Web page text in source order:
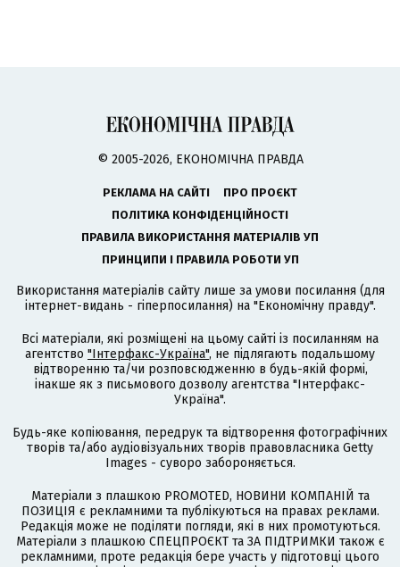
© 2005-2026, ЕКОНОМІЧНА ПРАВДА
РЕКЛАМА НА САЙТІ
ПРО ПРОЄКТ
ПОЛІТИКА КОНФІДЕНЦІЙНОСТІ
ПРАВИЛА ВИКОРИСТАННЯ МАТЕРІАЛІВ УП
ПРИНЦИПИ І ПРАВИЛА РОБОТИ УП
Використання матеріалів сайту лише за умови посилання (для
інтернет-видань - гіперпосилання) на "Економічну правду".
Всі матеріали, які розміщені на цьому сайті із посиланням на
агентство "Інтерфакс-Україна", не підлягають подальшому
відтворенню та/чи розповсюдженню в будь-якій формі,
інакше як з письмового дозволу агентства "Інтерфакс-
Україна".
Будь-яке копіювання, передрук та відтворення фотографічних
творів та/або аудіовізуальних творів правовласника Getty
Images - суворо забороняється.
Матеріали з плашкою PROMOTED, НОВИНИ КОМПАНІЙ та
ПОЗИЦІЯ є рекламними та публікуються на правах реклами.
Редакція може не поділяти погляди, які в них промотуються.
Матеріали з плашкою СПЕЦПРОЄКТ та ЗА ПІДТРИМКИ також є
рекламними, проте редакція бере участь у підготовці цього